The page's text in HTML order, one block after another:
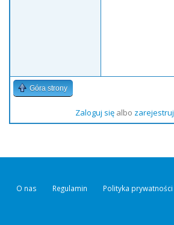
Góra strony
Zaloguj sięalbo zarejestruj
O nas Regulamin Polityka prywatności